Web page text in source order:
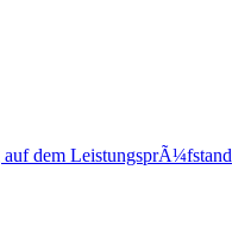
dem LeistungsprÃ¼fstand